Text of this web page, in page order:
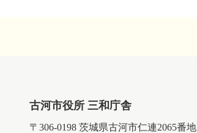
古河市役所 三和庁舎
〒306-0198 茨城県古河市仁連2065番地